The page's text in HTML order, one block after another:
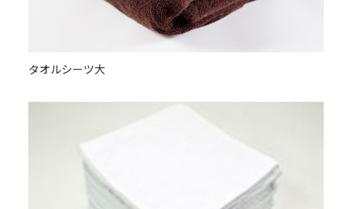
タオルシーツ大